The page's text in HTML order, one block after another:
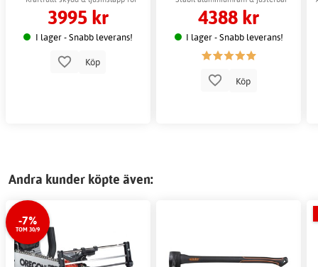
odling
3995 kr
I lager - Snabb leverans!
Köp
ventilation
4388 kr
I lager - Snabb leverans!
Köp
Andra kunder köpte även:
-7%
TOM 30/9